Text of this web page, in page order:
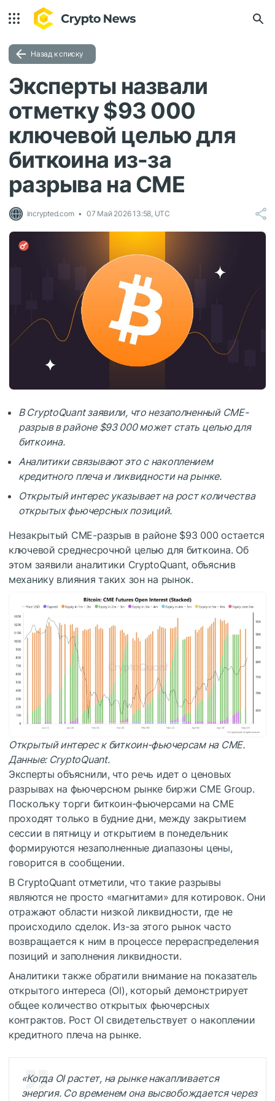
Назад к списку
Эксперты назвали
отметку $93 000
ключевой целью для
биткоина из-за
разрыва на CME
incrypted.com 07 Май 2026 13:58, UTC
В CryptoQuant заявили, что незаполненный CME-
разрыв в районе $93 000 может стать целью для
биткоина.
Аналитики связывают это с накоплением
кредитного плеча и ликвидности на рынке.
Открытый интерес указывает на рост количества
открытых фьючерсных позиций.
Незакрытый CME-разрыв в районе $93 000 остается
ключевой среднесрочной целью для биткоина. Об
этом заявили аналитики CryptoQuant, объяснив
механику влияния таких зон на рынок.
Открытый интерес к биткоин-фьючерсам на CME.
Данные: CryptoQuant.
Эксперты объяснили, что речь идет о ценовых
разрывах на фьючерсном рынке биржи CME Group.
Поскольку торги биткоин-фьючерсами на CME
проходят только в будние дни, между закрытием
сессии в пятницу и открытием в понедельник
формируются незаполненные диапазоны цены,
говорится в сообщении.
В CryptoQuant отметили, что такие разрывы
являются не просто «магнитами» для котировок. Они
отражают области низкой ликвидности, где не
происходило сделок. Из-за этого рынок часто
возвращается к ним в процессе перераспределения
позиций и заполнения ликвидности.
Аналитики также обратили внимание на показатель
открытого интереса (OI), который демонстрирует
общее количество открытых фьючерсных
контрактов. Рост OI свидетельствует о накоплении
кредитного плеча на рынке.
«Когда OI растет, на рынке накапливается
энергия. Со временем она высвобождается через